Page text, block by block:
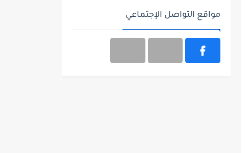
مواقع التواصل الإجتماعي